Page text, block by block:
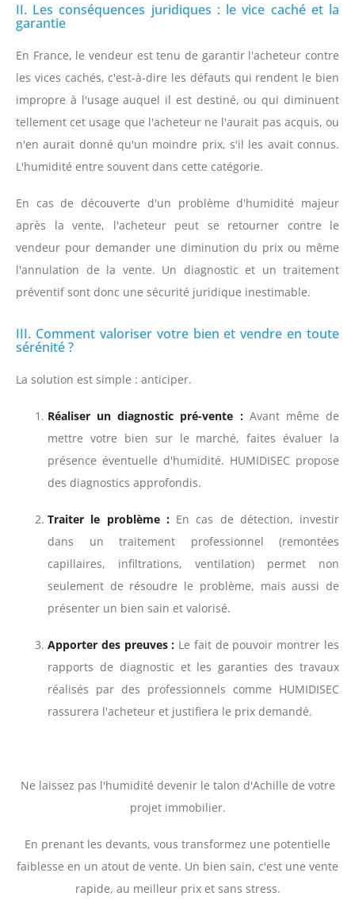
II. Les conséquences juridiques : le vice caché et la
garantie
En France, le vendeur est tenu de garantir l'acheteur contre
les vices cachés, c'est-à-dire les défauts qui rendent le bien
impropre à l'usage auquel il est destiné, ou qui diminuent
tellement cet usage que l'acheteur ne l'aurait pas acquis, ou
n'en aurait donné qu'un moindre prix, s'il les avait connus.
L'humidité entre souvent dans cette catégorie.
En cas de découverte d'un problème d'humidité majeur
après la vente, l'acheteur peut se retourner contre le
vendeur pour demander une diminution du prix ou même
l'annulation de la vente. Un diagnostic et un traitement
préventif sont donc une sécurité juridique inestimable.
III. Comment valoriser votre bien et vendre en toute
sérénité ?
La solution est simple : anticiper.
Réaliser un diagnostic pré-vente :Avant même de
mettre votre bien sur le marché, faites évaluer la
présence éventuelle d'humidité. HUMIDISEC propose
des diagnostics approfondis.
Traiter le problème :En cas de détection, investir
dans un traitement professionnel (remontées
capillaires, infiltrations, ventilation) permet non
seulement de résoudre le problème, mais aussi de
présenter un bien sain et valorisé.
Apporter des preuves : Le fait de pouvoir montrer les
rapports de diagnostic et les garanties des travaux
réalisés par des professionnels comme HUMIDISEC
rassurera l'acheteur et justifiera le prix demandé.
Ne laissez pas l'humidité devenir le talon d'Achille de votre
projet immobilier.
En prenant les devants, vous transformez une potentielle
faiblesse en un atout de vente. Un bien sain, c'est une vente
rapide, au meilleur prix et sans stress.